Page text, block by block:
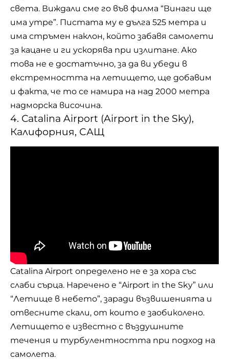
света. Виждали сме го във филма “Винаги ще
има утре”. Пистата му е дълга 525 метра и
има стръмен наклон, който забавя самолети
за кацане и ги ускорява при излитане. Ако
това не е достатъчно, за да ви убеди в
екстремността на летището, ще добавим
и факта, че то се намира на над 2000 метра
надморска височина.
4. Catalina Airport (Airport in the Sky),
Калифорния, САЩ
Catalina Airport определено не е за хора със
слаби сърца. Наречено е “Airport in the Sky” или
“Летище в небето”, заради възвишенията и
отвесните скали, от които е заобиколено.
Летището е известно с въздушните
течения и турбулентността при подход на
самолета.